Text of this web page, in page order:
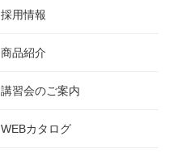
採用情報
商品紹介
講習会のご案内
WEBカタログ